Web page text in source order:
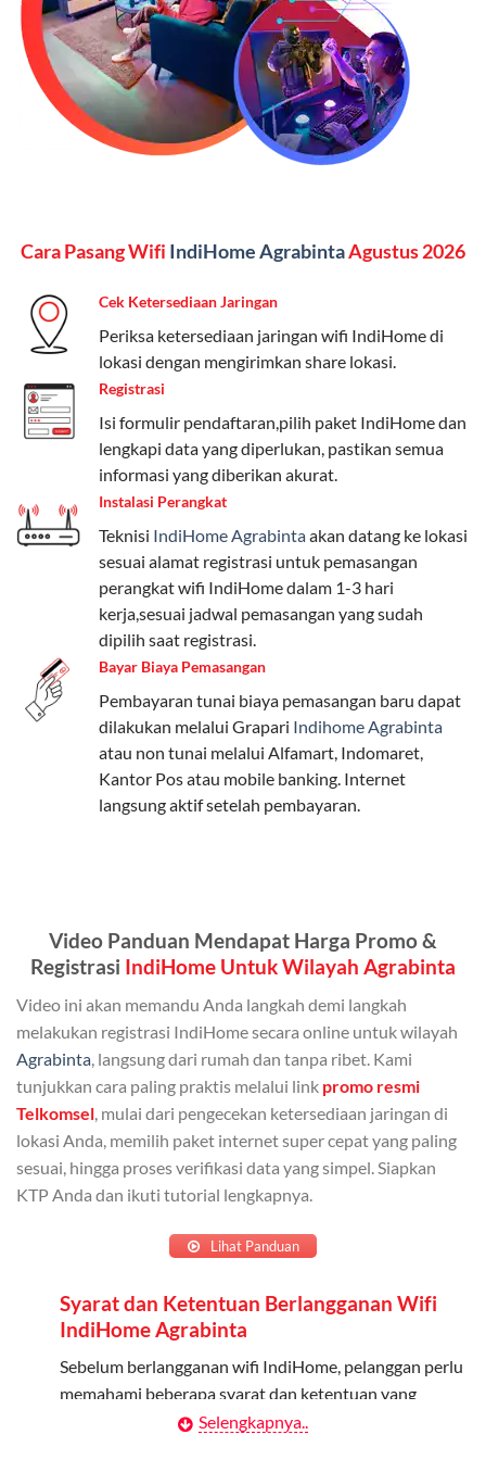
Kelebihan:Paket lengkap untuk pengguna yang
menginginkan internet, komunikasi, dan hiburan
(streaming & TV) dalam satu paket.
Paket Dynamic IP
keluarga, nelpon & SMS semua operator, dan akses
Kelebihan:
Cocok untuk pengguna yang membutuhkan
koneksi internet cepat dan stabil dengan fleksibilitas
kuota. Pilihan harga bervariasi sesuai kebutuhan.
Telkomsel One menyediakan pilihan paket yang
beragam, mulai dari paket hemat hingga premium.
Pengguna bisa memilih sesuai kebutuhan, baik untuk
internet, komunikasi, atau hiburan.
Paket Easy cocok untuk kebutuhan dasar, Paket
Complete untuk yang menginginkan fitur lengkap,
dan Paket Dynamic IP untuk pengguna yang
memprioritaskan kecepatan internet tinggi.
Paket Telkomsel One dengan Kuota Keluarga
Salah satu fitur unggulan Telkomsel One adalah Paket
Kuota Keluarga. Dengan kuota hingga 30 GB, Anda
bisa membagikan internet kepada anggota keluarga
atau teman tanpa perlu khawatir kehabisan kuota.
Admin (pelanggan utama) dan anggota yang terdaftar.
Admin dapat mendaftarkan hingga 5 anggota
keluarga atau teman untuk menggunakan kuota ini.
Berlaku Nasional
Kuota keluarga bisa digunakan di seluruh Indonesia
untuk jaringan 2G, 3G, dan 4G.
Kuota ini hanya bisa digunakan di dalam negeri.
Cara Menggunakan Kuota Keluarga
Daftarkan Anggota: Admin dapat mendaftarkan anggota
melalui aplikasi MyTelkomsel atau website Telkomsel One.
Bagikan Kuota: Setelah terdaftar, anggota bisa langsung
Cara Pasang Wifi IndiHome AgrabintaAgustus 2026
Cek Ketersediaan Jaringan
Periksa ketersediaan jaringan wifi IndiHome di
lokasi dengan mengirimkan share lokasi.
Registrasi
Isi formulir pendaftaran,pilih paket IndiHome dan
lengkapi data yang diperlukan, pastikan semua
informasi yang diberikan akurat.
Instalasi Perangkat
Teknisi IndiHome Agrabintaakan datang ke lokasi
sesuai alamat registrasi untuk pemasangan
perangkat wifi IndiHome dalam 1-3 hari
kerja,sesuai jadwal pemasangan yang sudah
dipilih saat registrasi.
Bayar Biaya Pemasangan
Pembayaran tunai biaya pemasangan baru dapat
dilakukan melalui Grapari Indihome Agrabinta
atau non tunai melalui Alfamart, Indomaret,
Kantor Pos atau mobile banking. Internet
langsung aktif setelah pembayaran.
Video Panduan Mendapat Harga Promo &
Registrasi IndiHome Untuk Wilayah Agrabinta
Video ini akan memandu Anda langkah demi langkah
melakukan registrasi IndiHome secara online untuk wilayah
Agrabinta , langsung dari rumah dan tanpa ribet. Kami
tunjukkan cara paling praktis melalui link promo resmi
Telkomsel , mulai dari pengecekan ketersediaan jaringan di
lokasi Anda, memilih paket internet super cepat yang paling
sesuai, hingga proses verifikasi data yang simpel. Siapkan
KTP Anda dan ikuti tutorial lengkapnya.
Lihat Panduan
Syarat dan Ketentuan Berlangganan Wifi
IndiHome Agrabinta
Sebelum berlangganan wifi IndiHome, pelanggan perlu
memahami beberapa syarat dan ketentuan yang
Selengkapnya..